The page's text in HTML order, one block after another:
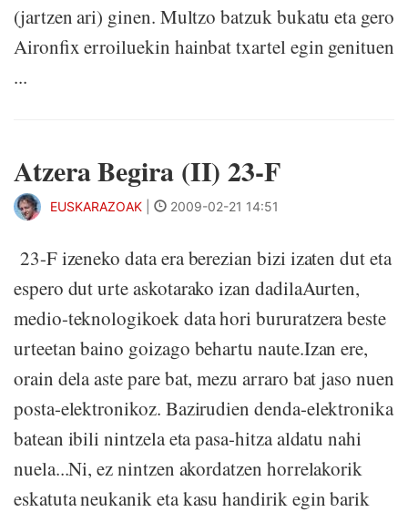
(jartzen ari) ginen. Multzo batzuk bukatu eta gero
Aironfix erroiluekin hainbat txartel egin genituen
...
Atzera Begira (II) 23-F
EUSKARAZOAK 2009-02-21 14:51
23-F izeneko data era berezian bizi izaten dut eta
espero dut urte askotarako izan dadilaAurten,
medio-teknologikoek data hori bururatzera beste
urteetan baino goizago behartu naute.Izan ere,
orain dela aste pare bat, mezu arraro bat jaso nuen
posta-elektronikoz. Bazirudien denda-elektronika
batean ibili nintzela eta pasa-hitza aldatu nahi
nuela...Ni, ez nintzen akordatzen horrelakorik
eskatuta neukanik eta kasu handirik egin barik